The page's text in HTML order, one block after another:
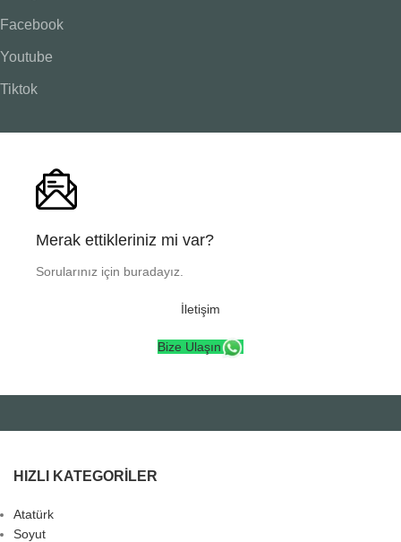
Facebook
Youtube
Tiktok
Merak ettikleriniz mi var?
Sorularınız için buradayız.
İletişim
Bize Ulaşın
HIZLI KATEGORILER
Atatürk
Soyut